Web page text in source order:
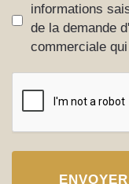
informations
de la demande
commerciale
ENVOYER